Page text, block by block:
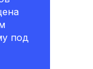
под